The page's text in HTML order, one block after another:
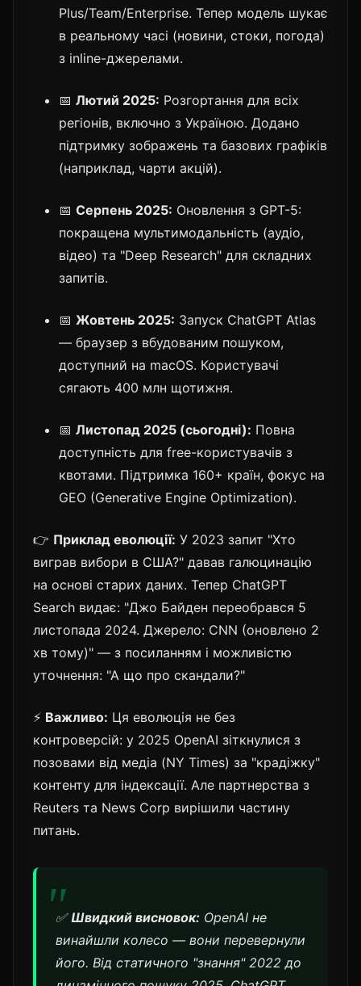
Plus/Team/Enterprise. Тепер модель шукає
в реальному часі (новини, стоки, погода)
з inline-джерелами.
📅 Лютий 2025: Розгортання для всіх
регіонів, включно з Україною. Додано
підтримку зображень та базових графіків
(наприклад, чарти акцій).
📅 Серпень 2025: Оновлення з GPT-5:
покращена мультимодальність (аудіо,
відео) та "Deep Research" для складних
запитів.
📅 Жовтень 2025: Запуск ChatGPT Atlas
— браузер з вбудованим пошуком,
доступний на macOS. Користувачі
сягають 400 млн щотижня.
📅 Листопад 2025 (сьогодні): Повна
доступність для free-користувачів з
квотами. Підтримка 160+ країн, фокус на
GEO (Generative Engine Optimization).
👉 Приклад еволюції: У 2023 запит "Хто
виграв вибори в США?" давав галюцинацію
на основі старих даних. Тепер ChatGPT
Search видає: "Джо Байден переобрався 5
листопада 2024. Джерело: CNN (оновлено 2
хв тому)" — з посиланням і можливістю
уточнення: "А що про скандали?"
⚡ Важливо: Ця еволюція не без
контроверсій: у 2025 OpenAI зіткнулися з
позовами від медіа (NY Times) за "крадіжку"
контенту для індексації. Але партнерства з
Reuters та News Corp вирішили частину
питань.
✅ Швидкий висновок: OpenAI не
винайшли колесо — вони перевернули
його. Від статичного "знання" 2022 до